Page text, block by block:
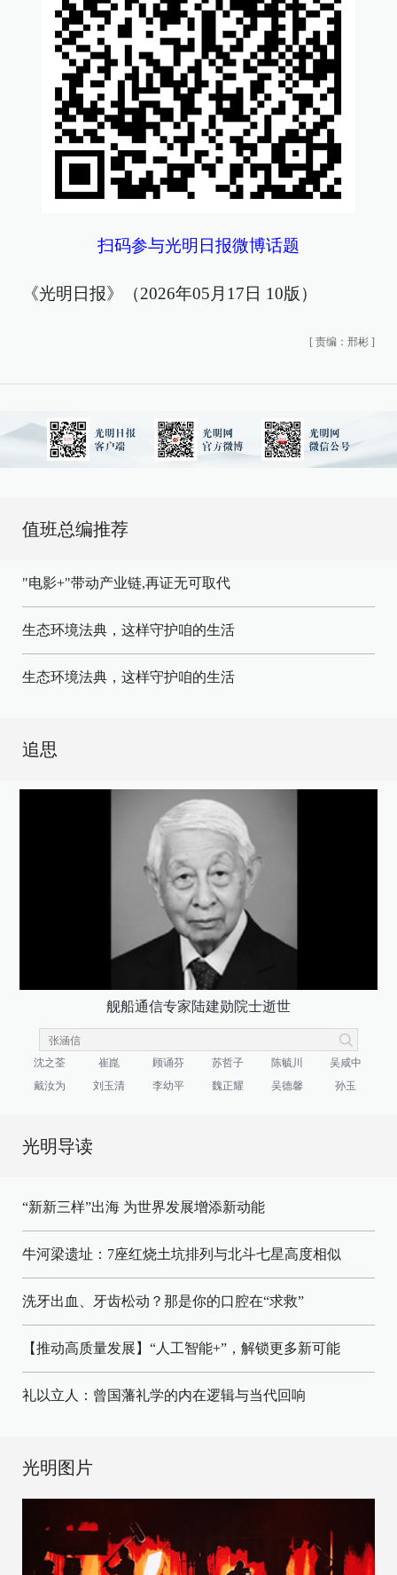
扫码参与光明日报微博话题
《光明日报》（2026年05月17日 10版）
[ 责编：邢彬 ]
值班总编推荐
"电影+"带动产业链,再证无可取代
生态环境法典，这样守护咱的生活
生态环境法典，这样守护咱的生活
追思
舰船通信专家陆建勋院士逝世
沈之荃 崔崑 顾诵芬 苏哲子 陈毓川
吴咸中
戴汝为
刘玉清 李幼平 魏正耀 吴德馨 孙玉
光明导读
“新新三样”出海 为世界发展增添新动能
牛河梁遗址：7座红烧土坑排列与北斗七星高度相似
洗牙出血、牙齿松动？那是你的口腔在“求救”
【推动高质量发展】“人工智能+”，解锁更多新可能
礼以立人：曾国藩礼学的内在逻辑与当代回响
光明图片